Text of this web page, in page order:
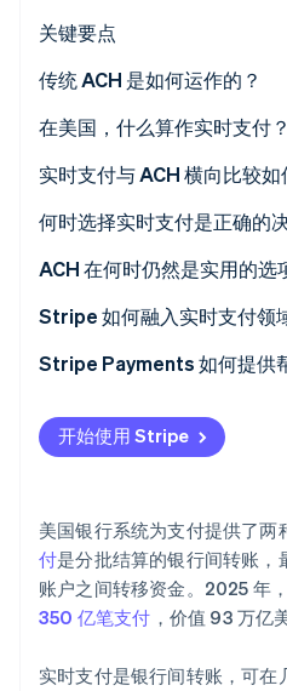
了解 Stripe 如何
关键要点
传统 ACH 是如何运作的？
在美国，什么算作实时支付？
实时支付网络
FedNow
实时支付与 ACH 横向比较如
何时选择实时支付是正确的
ACH 在何时仍然是实用的选
Stripe 如何融入实时支付领
ACH 直接借记
即时银行支付
提现
Stripe Payments 如何提供
开始使用 Stripe
美国银行系统为支付提供了两
付是分批结算的银行间转账
账户之间转移资金。2025 年
350 亿笔支付 ，价值 93 万亿
实时支付是银行间转账，可在